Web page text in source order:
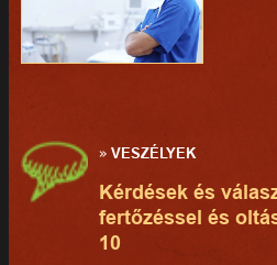
»VESZÉLYEK
Kérdések és
fertőzéssel és
10